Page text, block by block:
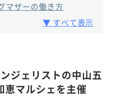
マザーの働き方
▼ すべて表示
ジェリストの中山五
恵マルシェを主催